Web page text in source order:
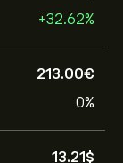
+32.62%
213.00‎€‎
0%
13.21‎$‎